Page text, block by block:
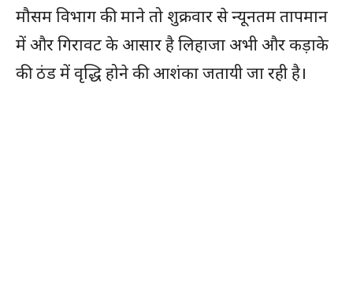
मौसम विभाग की माने तो शुक्रवार से न्यूनतम तापमान
में और गिरावट के आसार है लिहाजा अभी और कड़ाके
की ठंड में वृद्धि होने की आशंका जतायी जा रही है।